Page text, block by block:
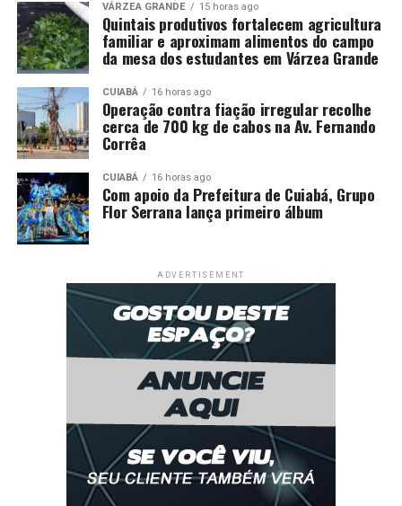
VÁRZEA GRANDE 15 horas ago
Quintais produtivos fortalecem agricultura
familiar e aproximam alimentos do campo
da mesa dos estudantes em Várzea Grande
CUIABÁ 16 horas ago
Operação contra fiação irregular recolhe
cerca de 700 kg de cabos na Av. Fernando
Corrêa
CUIABÁ 16 horas ago
Com apoio da Prefeitura de Cuiabá, Grupo
Flor Serrana lança primeiro álbum
ADVERTISEMENT